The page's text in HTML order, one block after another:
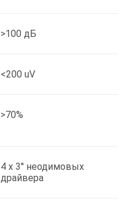
>100 дБ
<200 uV
>70%
4 x 3'' неодимовых
драйвера